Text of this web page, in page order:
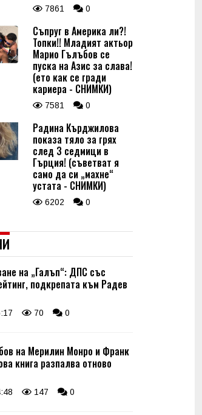
7861 0
Съпруг в Америка ли?!
Топки!! Младият актьор
Марио Гълъбов се
пуска на Азис за слава!
(ето как се гради
кариера - СНИМКИ)
7581 0
Радина Кърджилова
показа тяло за грях
след 3 седмици в
Гърция! (съветват я
само да си „махне“
устата - СНИМКИ)
6202 0
на „Галъп“: ДПС със
подкрепата към Радев
70 0
на Мерилин Монро и Франк
книга разпалва отново
147 0